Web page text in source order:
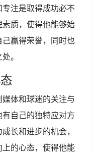
注是取得成功必不
质，使得他能够始
赢得荣誉，同时也
。
体和球迷的关注与
自己的独特应对方
长和进步的机会，
的心态，使得他能